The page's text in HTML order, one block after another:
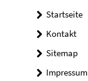
Startseite
Kontakt
Sitemap
Impressum